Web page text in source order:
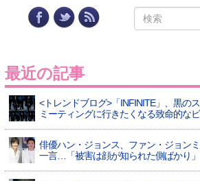
最近の記事
<トレンドブログ>「INFINITE」、黒の
ミーティングに行きたくなる致命的な
俳優ハン・ジョンス、ファン・ジョン
一言…「被害は顔が知られた側ばかり」